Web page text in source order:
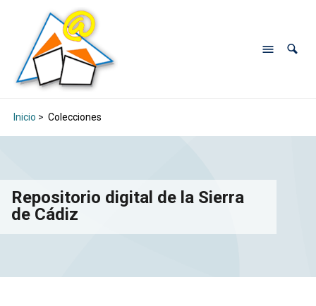
Inicio > Colecciones
Repositorio digital de la Sierra
de Cádiz